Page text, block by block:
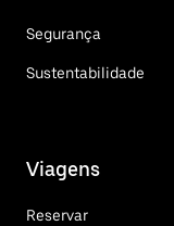
Segurança
Sustentabilidade
Viagens
Reservar